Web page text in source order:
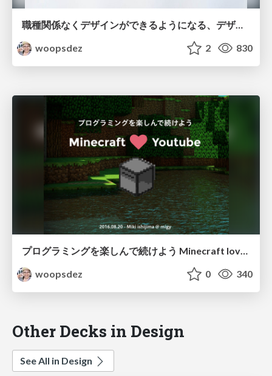
職種関係なくデザインができるようになる、デザインの手法を完成させるゾ
woopsdez
2 830
プログラミングを楽しんで続けよう Minecraft loves Youtube
woopsdez
0 340
Other Decks in Design
See All in Design